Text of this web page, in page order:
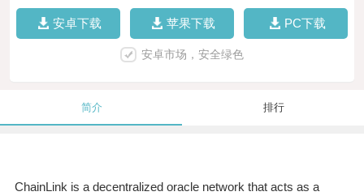
安卓下载 苹果下载 PC下载
安卓市场，安全绿色
简介 排行
ChainLink is a decentralized oracle network that acts as a